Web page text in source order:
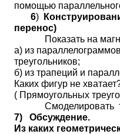
помощью
6)
перенос)
Показать на
а) из
треугольников;
б) из трапеций и
Каких фигур не
( Прямоугольных
Смоделировать
7)
Обсуждение.
Из каких